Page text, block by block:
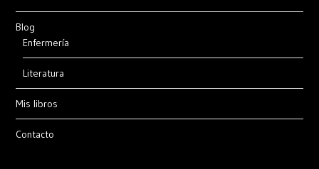
Blog
Enfermería
Literatura
Mis libros
Contacto